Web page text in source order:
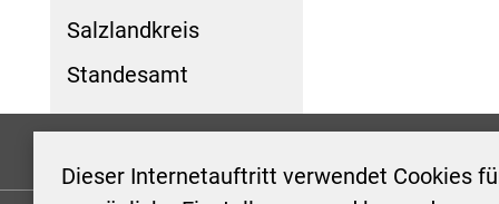
Dieser Internetauftritt verwendet Cookies
Salzlandkreis
Standesamt